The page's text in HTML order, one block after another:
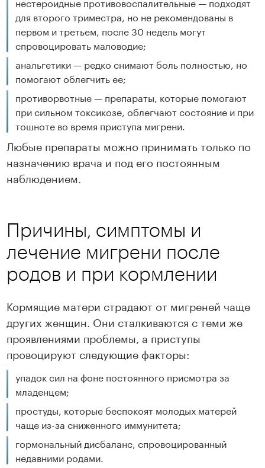
для второго триместра, но не рекомендованы в
первом и третьем, после 30 недель могут
спровоцировать маловодие;
анальгетики — редко снимают боль полностью, но
помогают облегчить ее;
противорвотные — препараты, которые помогают
при сильном токсикозе, облегчают состояние и при
тошноте во время приступа мигрени.
Любые препараты можно принимать только по
назначению врача и под его постоянным
наблюдением.
Причины, симптомы и
лечение мигрени после
родов и при кормлении
Кормящие матери страдают от мигреней чаще
других женщин. Они сталкиваются с теми же
проявлениями проблемы, а приступы
провоцируют следующие факторы:
упадок сил на фоне постоянного присмотра за
младенцем;
простуды, которые беспокоят молодых матерей
чаще из-за сниженного иммунитета;
гормональный дисбаланс, спровоцированный
недавними родами.